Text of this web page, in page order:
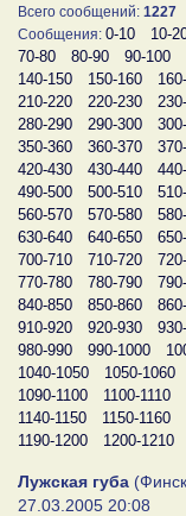
Всего сообщений: 1227
Сообщения: 0-10 10-
70-80
80-90 90-100
140-150
150-160
210-220
220-230
280-290
290-300
350-360
360-370
420-430
430-440
490-500
500-510
560-570
570-580
630-640
640-650
700-710
710-720
770-780
780-790
840-850
850-860
910-920
920-930
980-990
990-1000
1040-1050
1050-1060
1090-1100
1100-1110
1140-1150
1150-1160
1190-1200
1200-1210
Лужская губа
27.03.2005 20:08